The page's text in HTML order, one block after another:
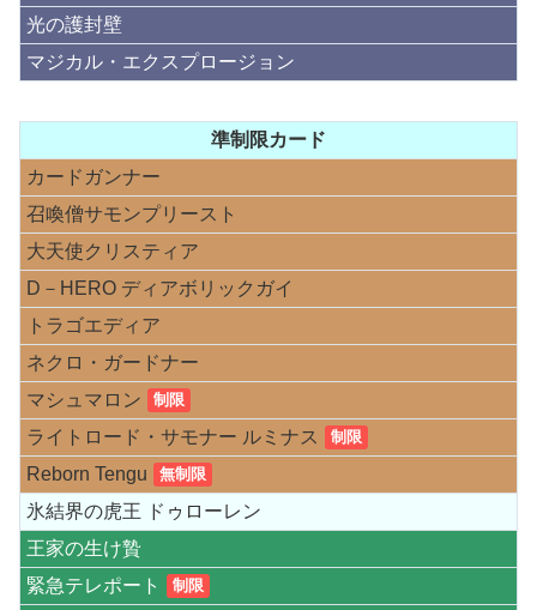
光の護封壁
マジカル・エクスプロージョン
準制限カード
カードガンナー
召喚僧サモンプリースト
大天使クリスティア
D－HERO ディアボリックガイ
トラゴエディア
ネクロ・ガードナー
マシュマロン
制限
ライトロード・サモナー ルミナス 制限
Reborn Tengu 無制限
氷結界の虎王 ドゥローレン
王家の生け贄
緊急テレポート
制限